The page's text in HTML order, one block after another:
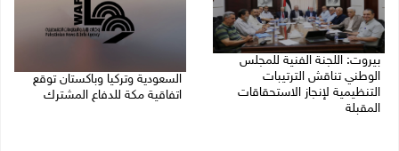
بيروت: اللجنة الفنية للمجلس
الوطني تناقش الترتيبات
التنظيمية لإنجاز الاستحقاقات
المقبلة
السعودية وتركيا وباكستان توقع
اتفاقية مكة للدفاع المشترك